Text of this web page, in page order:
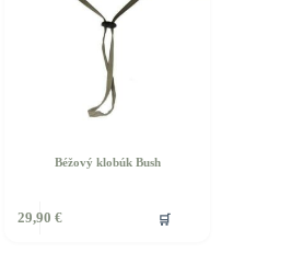
Béžový klobúk Bush
29,90 € 🛒